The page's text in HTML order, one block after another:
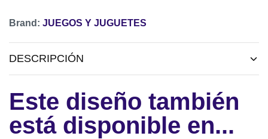
Brand: JUEGOS Y JUGUETES
DESCRIPCIÓN
Este diseño también
está disponible en...